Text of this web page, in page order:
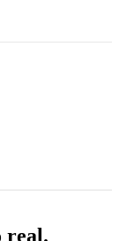
real.